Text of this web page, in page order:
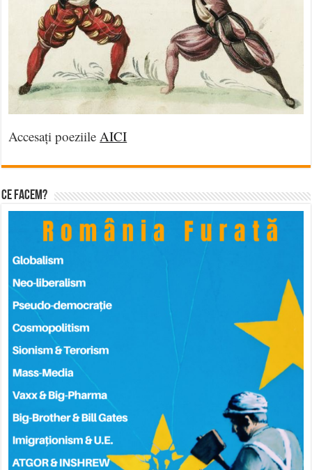
Accesați poeziileAICI
Ce facem?